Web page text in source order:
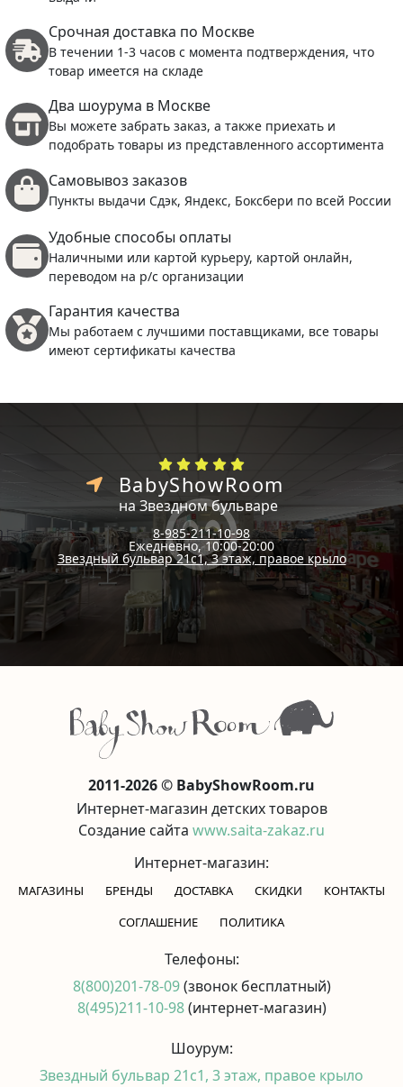
Срочная доставка по Москве
В течении 1-3 часов с момента подтверждения, что
товар имеется на складе
Два шоурума в Москве
Вы можете забрать заказ, а также приехать и
подобрать товары из представленного ассортимента
Самовывоз заказов
Пункты выдачи Сдэк, Яндекс, Боксбери по всей России
Удобные способы оплаты
Наличными или картой курьеру, картой онлайн,
переводом на р/с организации
Гарантия качества
Мы работаем с лучшими поставщиками, все товары
имеют сертификаты качества
BabyShowRoom
на Звездном бульваре
8-985-211-10-98
Ежедневно, 10:00-20:00
Звездный бульвар 21с1, 3 этаж, правое крыло
2011-2026 © BabyShowRoom.ru
Интернет-магазин детских товаров
Создание сайта www.saita-zakaz.ru
Интернет-магазин:
МАГАЗИНЫ БРЕНДЫ ДОСТАВКА СКИДКИ
КОНТАКТЫ
CОГЛАШЕНИЕ
ПОЛИТИКА
Телефоны:
8(800)201-78-09(звонок бесплатный)
8(495)211-10-98(интернет-магазин)
Шоурум:
Звездный бульвар 21с1, 3 этаж, правое крыло